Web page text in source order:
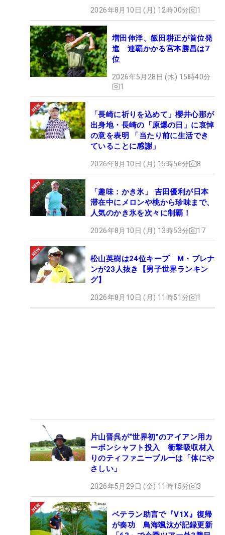
2026年8月10日 (月) 12時00分 1
増田伸洋、飯田耕正が首位発
進 連覇かかる宮本勝昌は7
位
2026年5月28日 (木) 15時40分
1
「長崎に祈りを込めて」櫻井心那が
出身地・長崎の「原爆の日」に哀悼
の意を表明 「当たり前に生活でき
ていることに感謝」
2026年8月10日 (月) 15時56分 8
「趣味：かき氷」 吉田優利が日本
滞在中にメロンや桃から珍味まで、
人気のかき氷を次々に制覇！
2026年8月10日 (月) 13時53分 17
松山英樹は24位キープ M・ブレナ
ンが23人抜き【男子世界ランキン
グ】
2026年8月10日 (月) 11時51分 1
片山晋呉が“世界初”のアイアン用カ
ーボンシャフト投入 衝撃吸収材入
りのティファニーブルーは「体にや
さしい」
2026年5月29日 (金) 11時15分 3
ベテラン助言で『V1X』復帰
が奏功 鳥海颯汰が記録更新